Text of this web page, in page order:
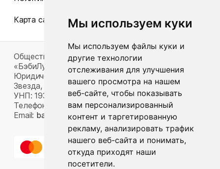
Мы используем куки
Мы используем файлы куки и
другие технологии
отслеживания для улучшения
вашего просмотра на нашем
веб-сайте, чтобы показывать
вам персонализированный
контент и таргетированную
рекламу, анализировать трафик
нашего веб-сайта и понимать,
откуда приходят наши
посетители.
Карта сайта
Общество с ограниченной ответственностью
«БэбиЛук»
Юридический адрес: 220117, г. Минск, пр-т Газеты
Звезда, д. 16, пом. 52
УНП: 193815124
Телефон:
+375 33 392 66 63
Email: babylook.gm@gmail.com.